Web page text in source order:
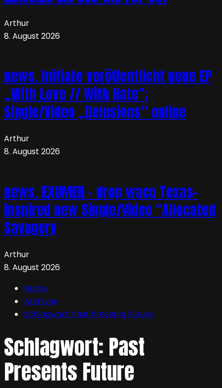
Arthur
8. August 2026
news. Initiate veröffentlicht neue EP
„With Love // With Hate“;
Single/Video „Delusions” online
Arthur
8. August 2026
news. EXUMER – drop waco Texas-
inspired new Single/Video “Allocated
Savagery
Arthur
8. August 2026
Home
Archives
Schlagwort: Past Presents Future
Schlagwort: Past
Presents Future